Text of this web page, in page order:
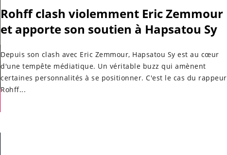
Rohff clash violemment Eric Zemmour
et apporte son soutien à Hapsatou Sy
Depuis son clash avec Eric Zemmour, Hapsatou Sy est au cœur
d'une tempête médiatique. Un véritable buzz qui amènent
certaines personnalités à se positionner. C'est le cas du rappeur
Rohff...